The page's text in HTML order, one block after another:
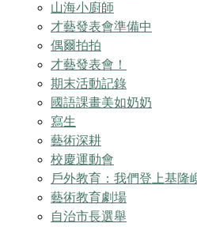
山海小廚師
才藝發表會準備中
偶爾拍拍
才藝發表會！
期末活動記錄
國語課畫美如奶奶
寫生
藝術深耕
校慶運動會
戶外教育：我們登上基隆
藝術教育劇場
自治市長選舉